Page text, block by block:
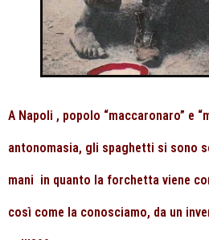
A Napoli , popolo “maccaronaro” e
antonomasia, gli spaghetti si sono
mani in quanto la forchetta viene
così come la conosciamo, da un